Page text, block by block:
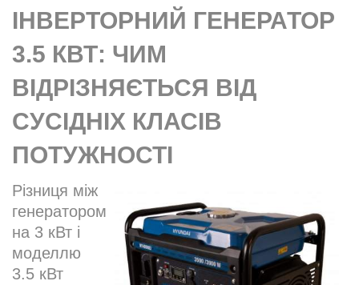
ІНВЕРТОРНИЙ ГЕНЕРАТОР
3.5 КВТ: ЧИМ
ВІДРІЗНЯЄТЬСЯ ВІД
СУСІДНІХ КЛАСІВ
ПОТУЖНОСТІ
Різниця між
генератором
на 3 кВт і
моделлю
3.5 кВт